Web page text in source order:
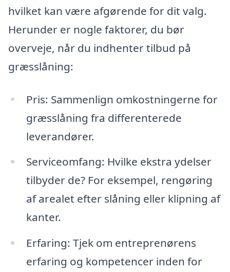
hvilket kan være afgørende for dit valg.
Herunder er nogle faktorer, du bør
overveje, når du indhenter tilbud på
græsslåning:
Pris: Sammenlign omkostningerne for
græsslåning fra differenterede
leverandører.
Serviceomfang: Hvilke ekstra ydelser
tilbyder de? For eksempel, rengøring
af arealet efter slåning eller klipning af
kanter.
Erfaring: Tjek om entreprenørens
erfaring og kompetencer inden for